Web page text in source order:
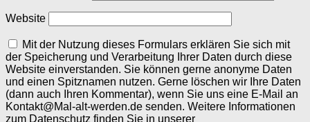
Website
Mit der Nutzung dieses Formulars erklären Sie sich mit
der Speicherung und Verarbeitung Ihrer Daten durch diese
Website einverstanden. Sie können gerne anonyme Daten
und einen Spitznamen nutzen. Gerne löschen wir Ihre Daten
(dann auch Ihren Kommentar), wenn Sie uns eine E-Mail an
Kontakt@Mal-alt-werden.de senden. Weitere Informationen
zum Datenschutz finden Sie in unserer